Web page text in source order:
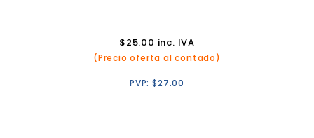
$25.00 inc. IVA
(Precio oferta al contado)
PVP:$27.00